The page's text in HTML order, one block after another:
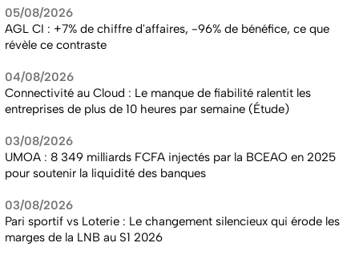
05/08/2026
AGL CI : +7% de chiffre d'affaires, -96% de bénéfice, ce que
révèle ce contraste
04/08/2026
Connectivité au Cloud : Le manque de fiabilité ralentit les
entreprises de plus de 10 heures par semaine (Étude)
03/08/2026
UMOA : 8 349 milliards FCFA injectés par la BCEAO en 2025
pour soutenir la liquidité des banques
03/08/2026
Pari sportif vs Loterie : Le changement silencieux qui érode les
marges de la LNB au S1 2026